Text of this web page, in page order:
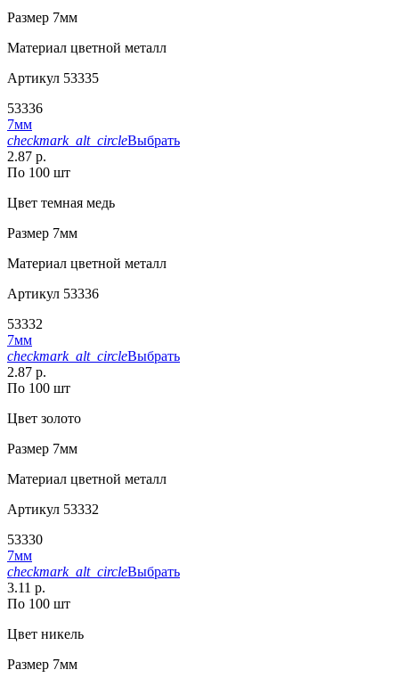
Размер 7мм
Материал цветной металл
Артикул 53335
53336
7мм
checkmark_alt_circleВыбрать
2.87 р.
По 100 шт
Цвет темная медь
Размер 7мм
Материал цветной металл
Артикул 53336
53332
7мм
checkmark_alt_circleВыбрать
2.87 р.
По 100 шт
Цвет золото
Размер 7мм
Материал цветной металл
Артикул 53332
53330
7мм
checkmark_alt_circleВыбрать
3.11 р.
По 100 шт
Цвет никель
Размер 7мм